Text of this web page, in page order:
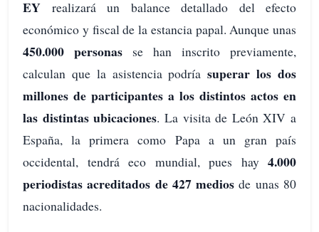
EY realizará un balance detallado del efecto
económico y fiscal de la estancia papal. Aunque unas
450.000 personas se han inscrito previamente,
calculan que la asistencia podríasuperar los dos
millones de participantes a los distintos actos en
las distintas ubicaciones. La visita de León XIV a
España, la primera como Papa a un gran país
occidental, tendrá eco mundial, pues hay 4.000
periodistas acreditados de 427 medios de unas 80
nacionalidades.